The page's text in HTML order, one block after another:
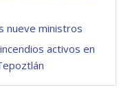
nueve ministros
activos en